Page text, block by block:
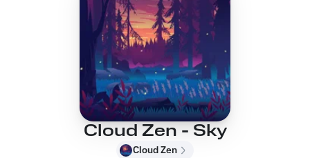
Cloud Zen - Sky
Cloud Zen